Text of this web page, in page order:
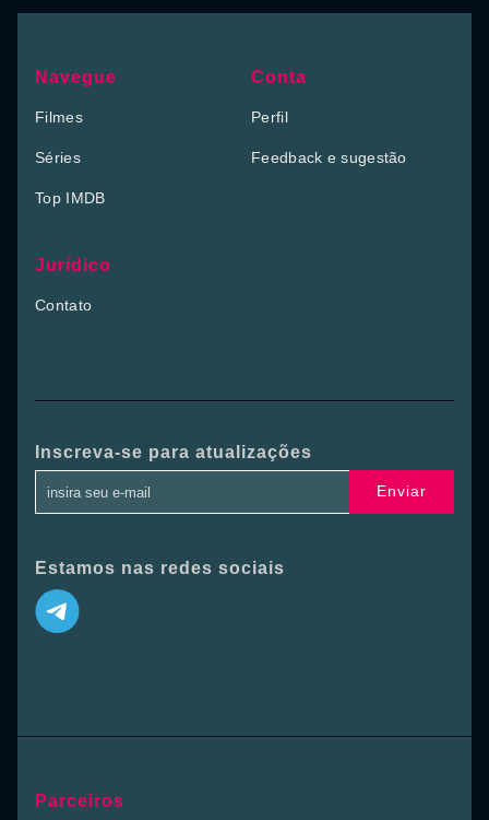
Navegue
Filmes
Séries
Top IMDB
Conta
Perfil
Feedback e sugestão
Jurídico
Contato
Inscreva-se para atualizações
Enviar
Estamos nas redes sociais
Parceiros